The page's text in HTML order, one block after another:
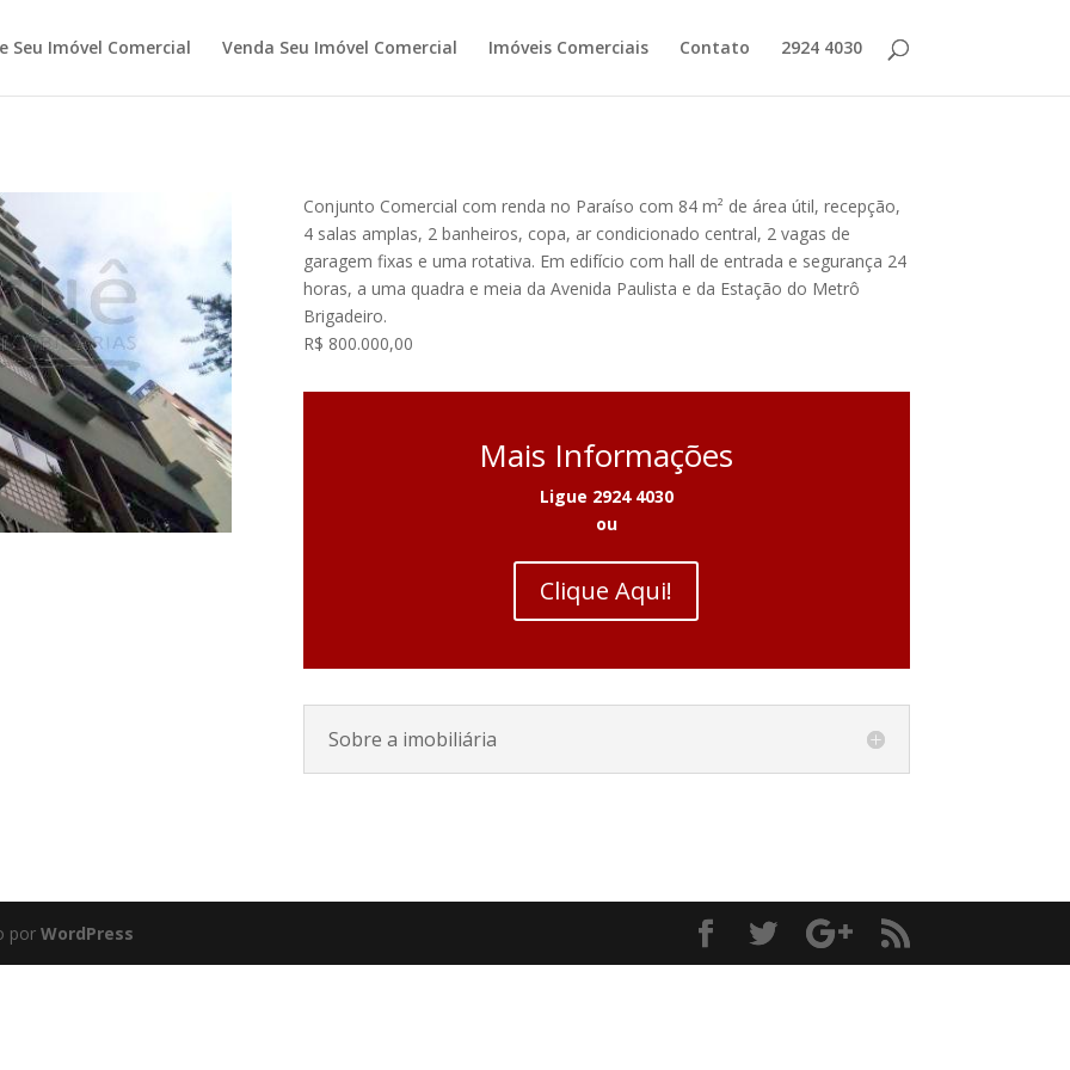
Seu Imóvel Comercial Venda Seu Imóvel Comercial Imóveis Comerciais Contato 2924 4030
Conjunto Comercial com renda no Paraíso com 84 m² de área útil, recepção,
4 salas amplas, 2 banheiros, copa, ar condicionado central, 2 vagas de
garagem fixas e uma rotativa. Em edifício com hall de entrada e segurança 24
horas, a uma quadra e meia da Avenida Paulista e da Estação do Metrô
Brigadeiro.
R$ 800.000,00
Mais Informações
Ligue 2924 4030
ou
Clique Aqui!
Sobre a imobiliária
porWordPress